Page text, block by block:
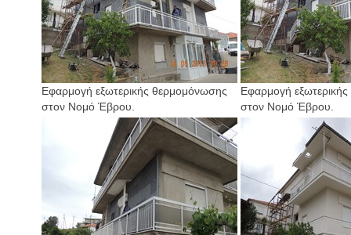
Εφαρμογή εξωτερικής θερμομόνωσης
στον Νομό Έβρου.
Εφαρμογή
στον Νομό Έβρου.